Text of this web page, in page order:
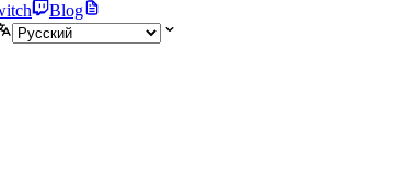
Blog